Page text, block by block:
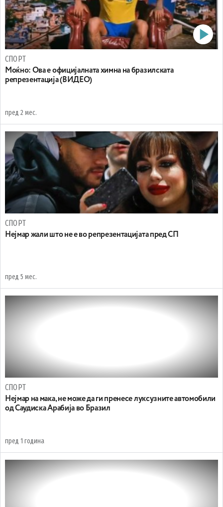
СПОРТ
Моќно: Ова е официјалната химна на бразилската
репрезентација (ВИДЕО)
пред 2 мес.
СПОРТ
Нејмар жали што не е во репрезентацијата пред СП
пред 5 мес.
СПОРТ
Нејмар на мака, не може да ги пренесе луксузните автомобили
од Саудиска Арабија во Бразил
пред 1 година